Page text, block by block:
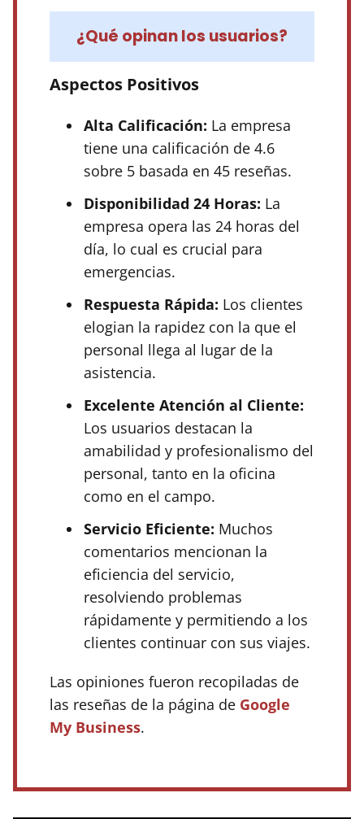
¿Qué opinan los usuarios?
Aspectos Positivos
Alta Calificación: La empresa
tiene una calificación de 4.6
sobre 5 basada en 45 reseñas.
Disponibilidad 24 Horas: La
empresa opera las 24 horas del
día, lo cual es crucial para
emergencias.
Respuesta Rápida: Los clientes
elogian la rapidez con la que el
personal llega al lugar de la
asistencia.
Excelente Atención al Cliente:
Los usuarios destacan la
amabilidad y profesionalismo del
personal, tanto en la oficina
como en el campo.
Servicio Eficiente: Muchos
comentarios mencionan la
eficiencia del servicio,
resolviendo problemas
rápidamente y permitiendo a los
clientes continuar con sus viajes.
Las opiniones fueron recopiladas de
las reseñas de la página de Google
My Business.